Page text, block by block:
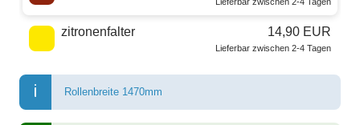
Lieferbar zwischen 2-4 Tagen
zitronenfalter 14,90 EUR
Lieferbar zwischen 2-4 Tagen
Rollenbreite 1470mm